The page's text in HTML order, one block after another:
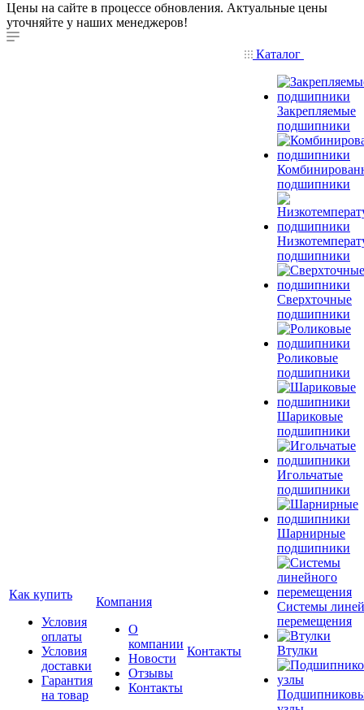
Цены на сайте в процессе обновления. Актуальные цены
уточняйте у наших менеджеров!
Как купить
Условия
оплаты
Условия
доставки
Гарантия
на товар
Компания
О
компании
Новости
Отзывы
Контакты
Контакты
Каталог
Закрепляемые
подшипники
подшипники
подшипники
Сверхточные
подшипники
Роликовые
подшипники
Шариковые
подшипники
Игольчатые
подшипники
Шарнирные
подшипники
Системы
перемещения
Втулки